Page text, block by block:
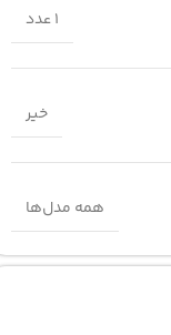
1 عدد
خیر
همه مدل‌ها